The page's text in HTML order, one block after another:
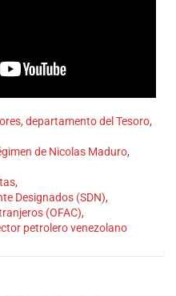
, departamento del Tesoro,
de Nicolas Maduro,
,
Designados (SDN),
(OFAC),
petrolero venezolano